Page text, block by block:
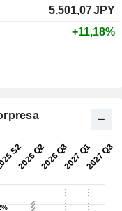
5.501,07JPY
+11,18%